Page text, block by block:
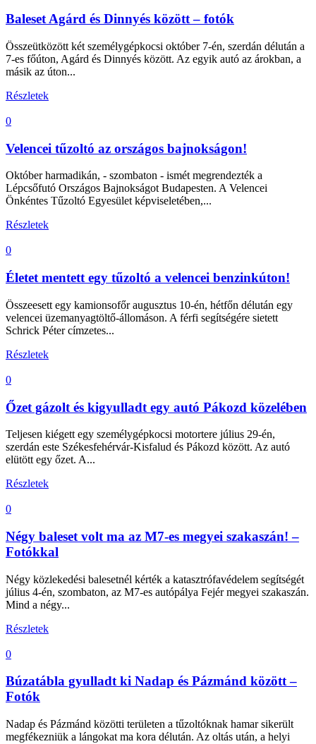
Baleset Agárd és Dinnyés között – fotók
Összeütközött két személygépkocsi október 7-én, szerdán délután a
7-es főúton, Agárd és Dinnyés között. Az egyik autó az árokban, a
másik az úton...
Részletek
0
Velencei tűzoltó az országos bajnokságon!
Október harmadikán, - szombaton - ismét megrendezték a
Lépcsőfutó Országos Bajnokságot Budapesten. A Velencei
Önkéntes Tűzoltó Egyesület képviseletében,...
Részletek
0
Életet mentett egy tűzoltó a velencei benzinkúton!
Összeesett egy kamionsofőr augusztus 10-én, hétfőn délután egy
velencei üzemanyagtöltő-állomáson. A férfi segítségére sietett
Schrick Péter címzetes...
Részletek
0
Őzet gázolt és kigyulladt egy autó Pákozd közelében
Teljesen kiégett egy személygépkocsi motortere július 29-én,
szerdán este Székesfehérvár-Kisfalud és Pákozd között. Az autó
elütött egy őzet. A...
Részletek
0
Négy baleset volt ma az M7-es megyei szakaszán! –
Fotókkal
Négy közlekedési balesetnél kérték a katasztrófavédelem segítségét
július 4-én, szombaton, az M7-es autópálya Fejér megyei szakaszán.
Mind a négy...
Részletek
0
Búzatábla gyulladt ki Nadap és Pázmánd között –
Fotók
Nadap és Pázmánd közötti területen a tűzoltóknak hamar sikerült
megfékezniük a lángokat ma kora délután. Az oltás után, a helyi